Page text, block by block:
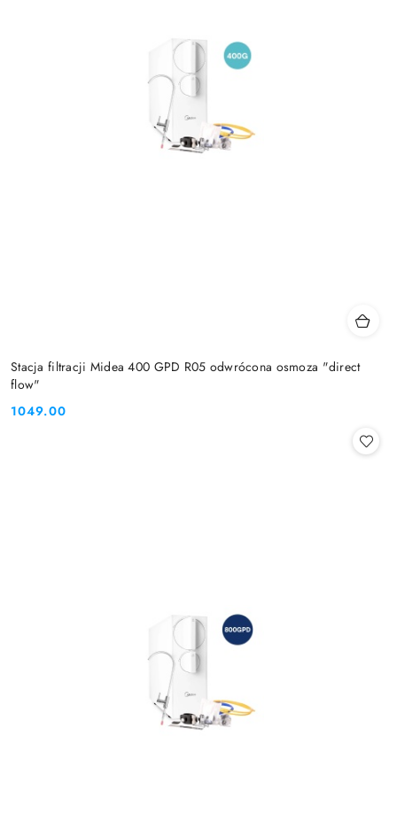
Stacja filtracji Midea 400 GPD R05 odwrócona osmoza "direct
flow"
Cena:
1049.00